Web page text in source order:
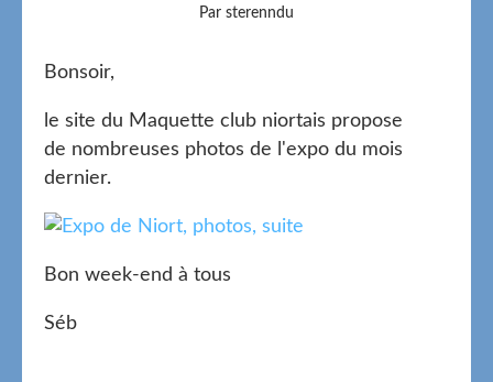
Par sterenndu
Bonsoir,
le site du Maquette club niortais propose
de nombreuses photos de l'expo du mois
dernier.
Bon week-end à tous
Séb